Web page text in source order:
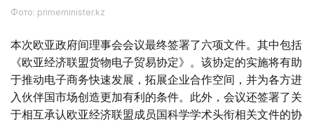
Фото: primeminister.kz
本次欧亚政府间理事会会议最终签署了六项文件。其中包括
《欧亚经济联盟货物电子贸易协定》。该协定的实施将有助
于推动电子商务快速发展，拓展企业合作空间，并为各方进
入伙伴国市场创造更加有利的条件。此外，会议还签署了关
于相互承认欧亚经济联盟成员国科学学术头衔相关文件的协